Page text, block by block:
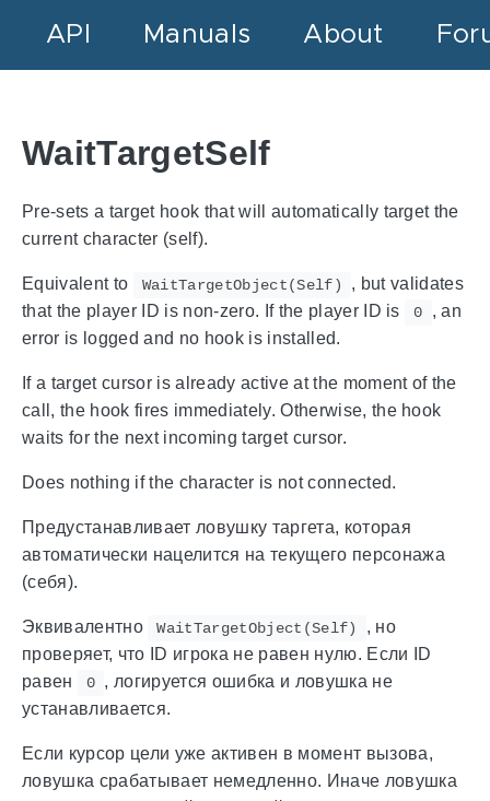
API Manuals About
WaitTargetSelf
Pre-sets a target hook that will automatically target the
current character (self).
Equivalent to WaitTargetObject(Self)
, but validates
that the player ID is non-zero. If the player ID is
0
, an
error is logged and no hook is installed.
If a target cursor is already active at the moment of the
call, the hook fires immediately. Otherwise, the hook
waits for the next incoming target cursor.
Does nothing if the character is not connected.
Предустанавливает ловушку таргета, которая
автоматически нацелится на текущего персонажа
(себя).
Эквивалентно WaitTargetObject(Self)
, но
проверяет, что ID игрока не равен нулю. Если ID
равен
0 , логируется ошибка и ловушка не
устанавливается.
Если курсор цели уже активен в момент вызова,
ловушка срабатывает немедленно. Иначе ловушка